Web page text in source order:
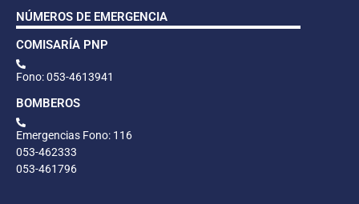
NÚMEROS DE EMERGENCIA
COMISARÍA PNP
Fono: 053-4613941
BOMBEROS
Emergencias Fono: 116
053-462333
053-461796